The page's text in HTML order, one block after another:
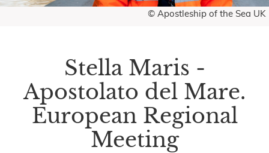
© Apostleship of the Sea UK
Stella Maris -
Apostolato del Mare.
European Regional
Meeting